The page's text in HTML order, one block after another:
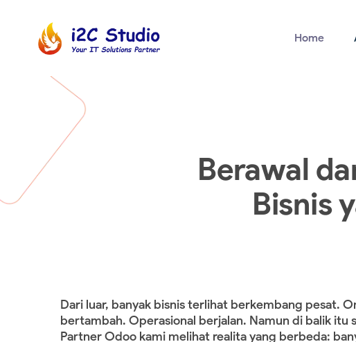
Home
Berawal
Bisnis
Dari luar, banyak bisnis terlihat berkembang pesat.
bertambah. Operasional berjalan. Namun di balik itu
Partner Odoo kami melihat realita yang berbeda: